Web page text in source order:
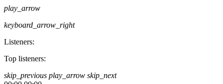
play_arrow
keyboard_arrow_right
Listeners:
Top listeners:
skip_previous play_arrow skip_next